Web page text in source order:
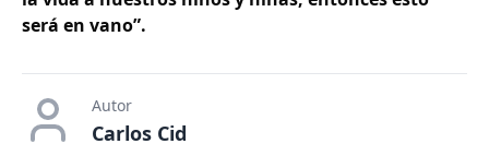
será en vano”.
Autor
Carlos Cid